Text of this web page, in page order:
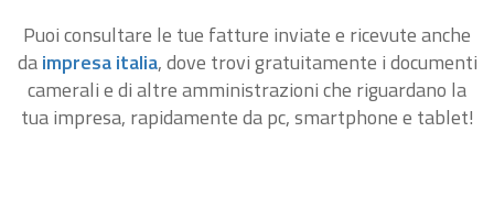
Puoi consultare le tue fatture inviate e ricevute anche
daimpresa italia, dove trovi gratuitamente i documenti
camerali e di altre amministrazioni che riguardano la
tua impresa, rapidamente da pc, smartphone e tablet!